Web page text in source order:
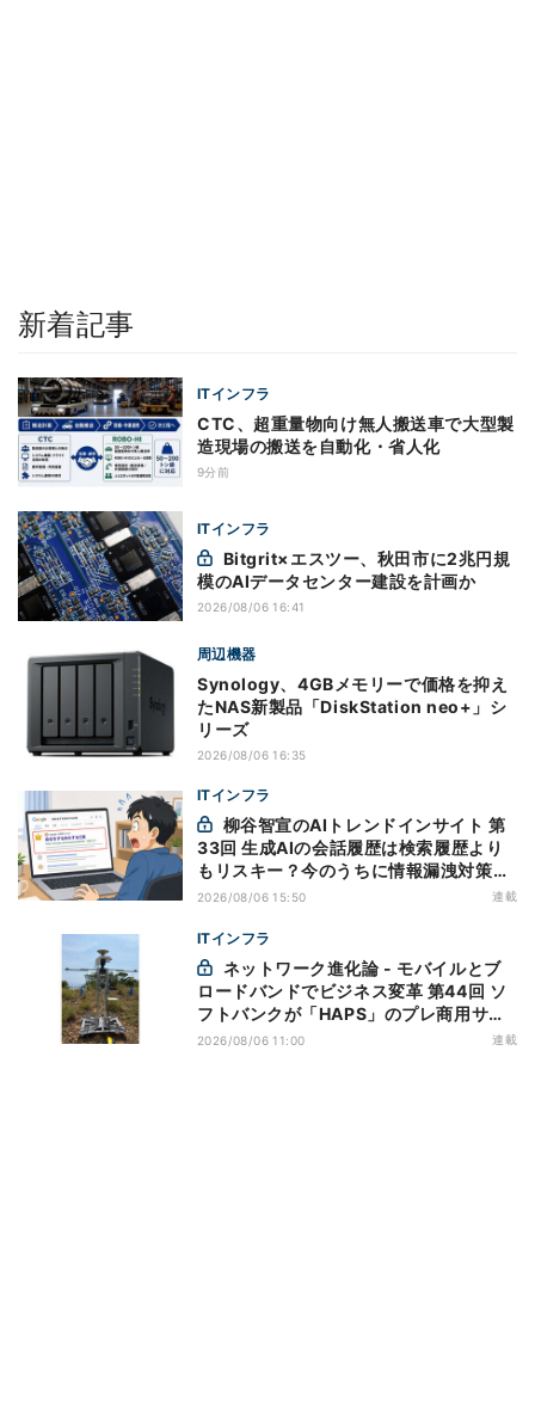
新着記事
ITインフラ
CTC、超重量物向け無人搬送車で大型製
造現場の搬送を自動化・省人化
9分前
ITインフラ
模のAIデータセンター建設を計画か
2026/08/06 16:41
周辺機器
Synology、4GBメモリーで価格を抑え
たNAS新製品「DiskStation neo+」シ
リーズ
2026/08/06 16:35
ITインフラ
33回 生成AIの会話履歴は検索履歴より
もリスキー？今のうちに情報漏洩対策を
万全にしておこう
2026/08/06 15:50 連載
ITインフラ
ロードバンドでビジネス変革 第44回 ソ
フトバンクが「HAPS」のプレ商用サー
ビス開始を表明、本格的な商用展開のめ
2026/08/06 11:00 連載